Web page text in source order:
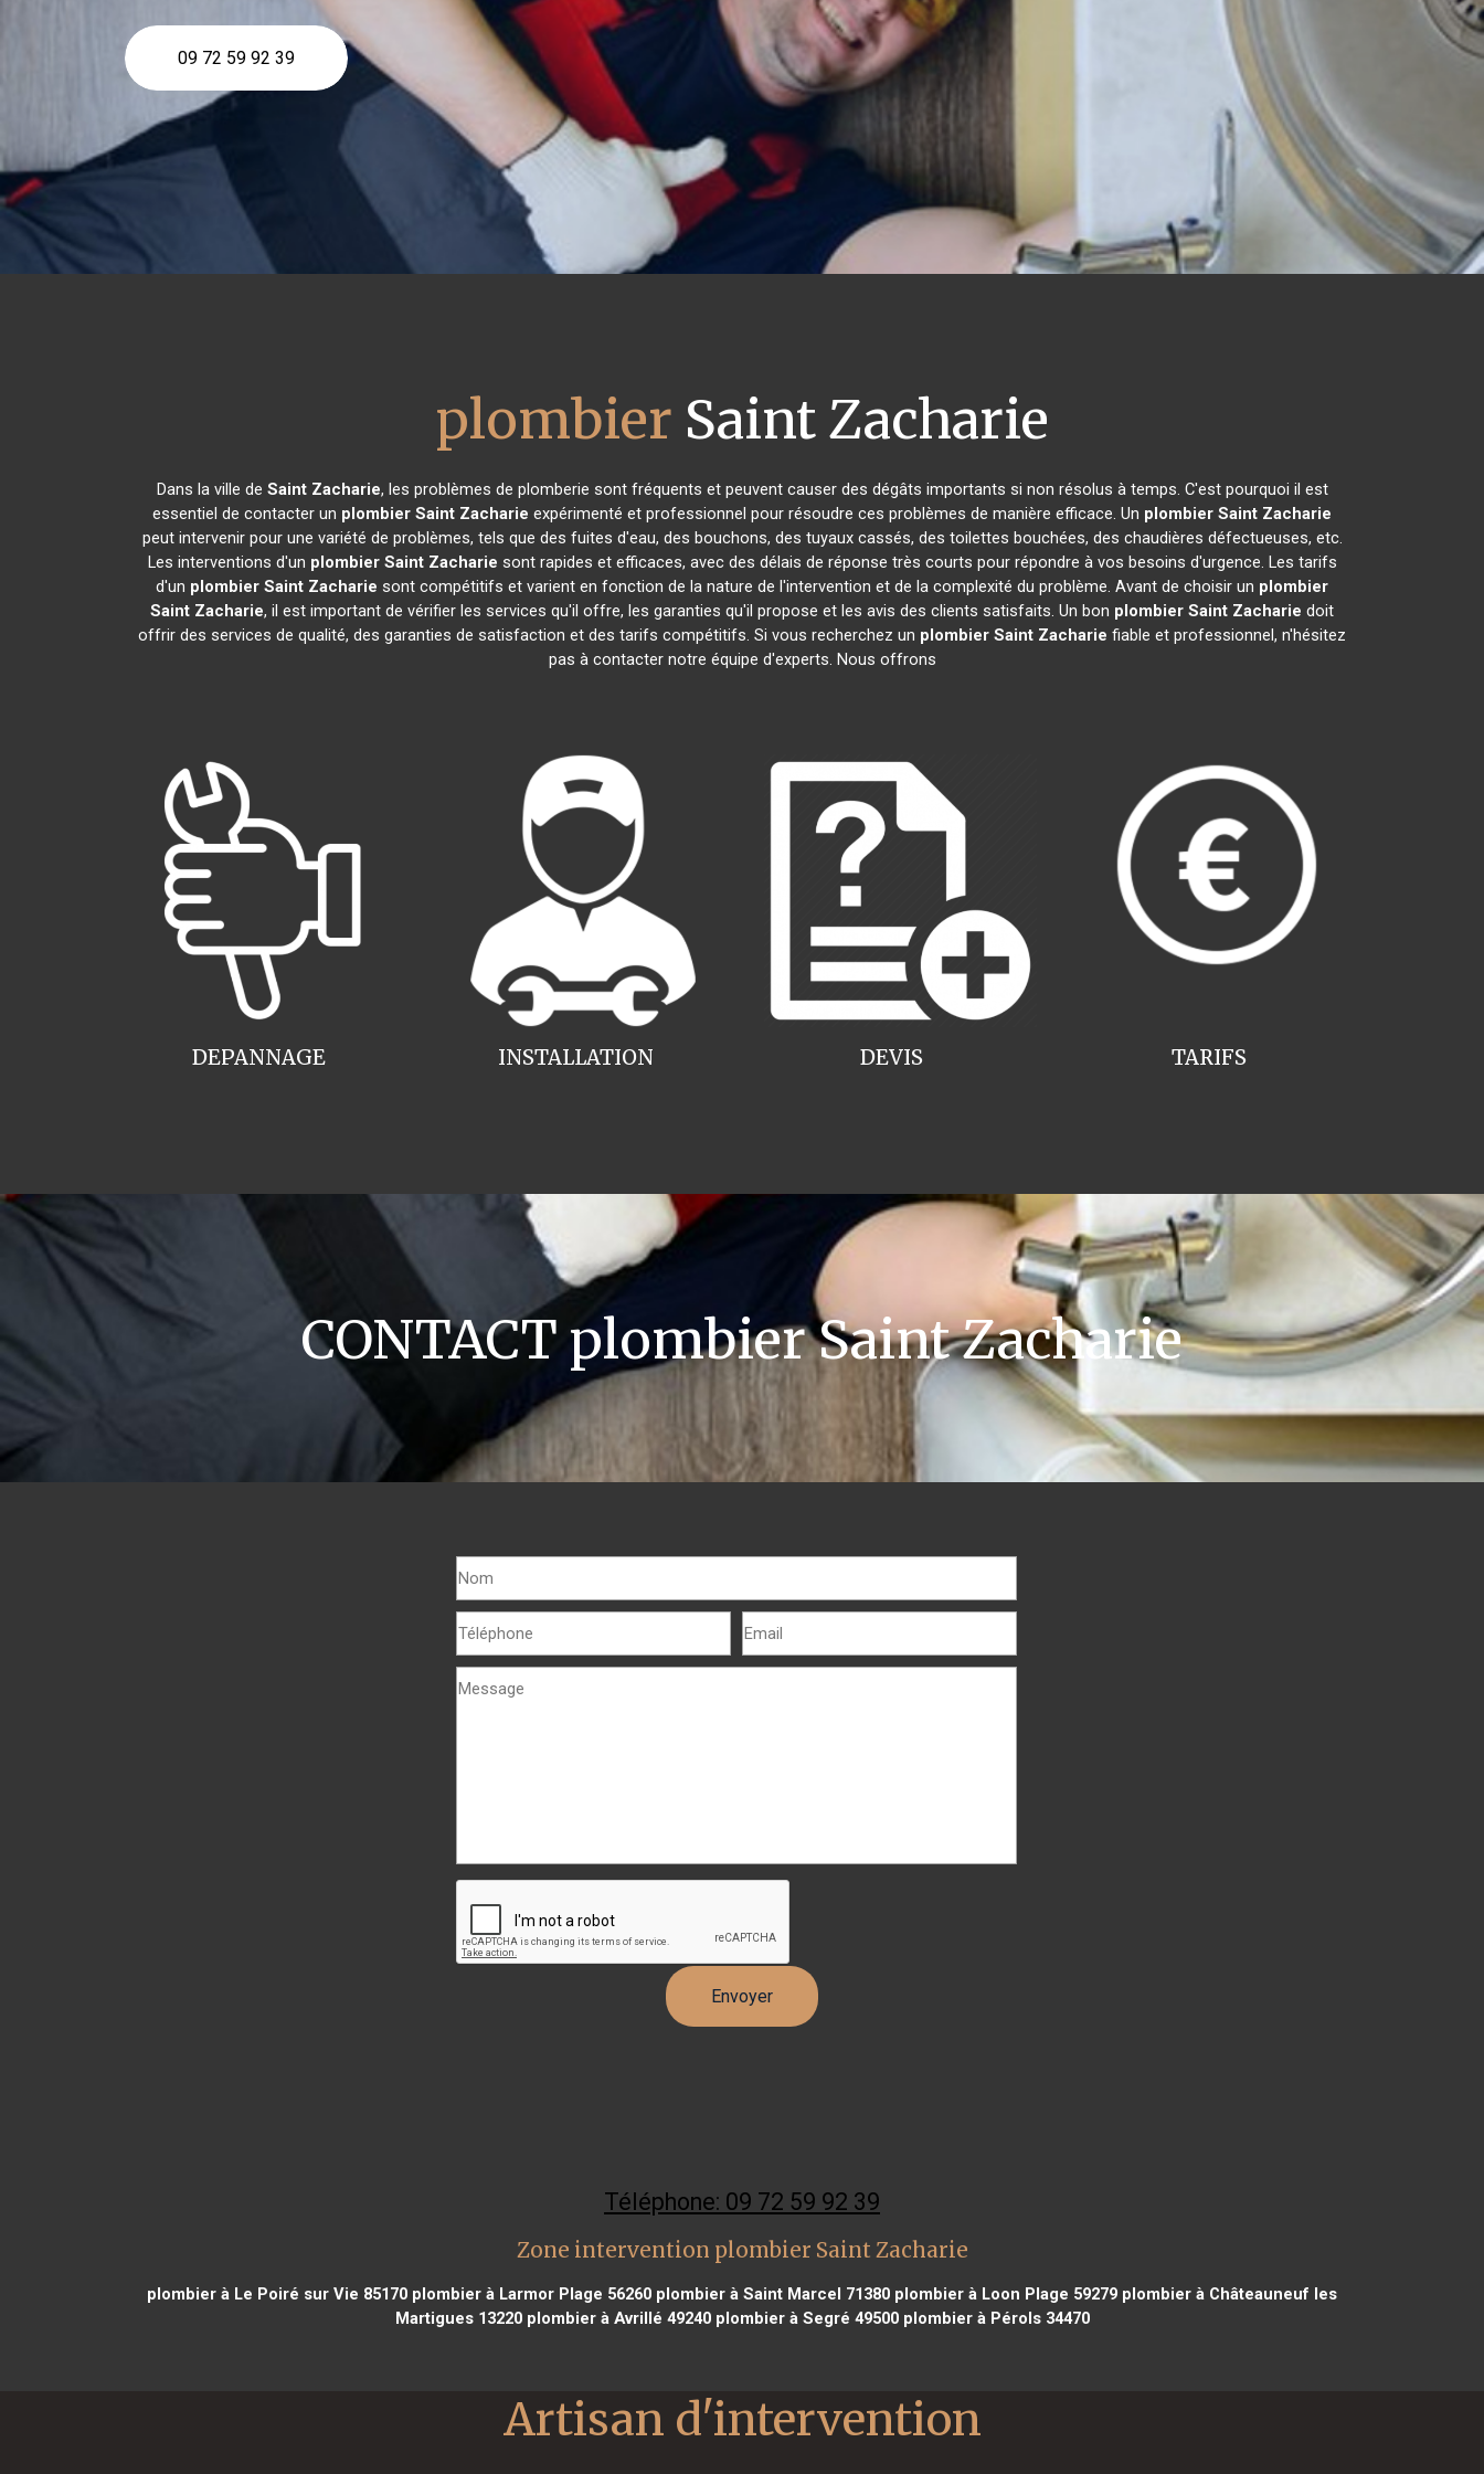
09 72 59 92 39
plombier Saint Zacharie
Dans la ville de Saint Zacharie, les problèmes de plomberie sont fréquents et peuvent causer des dégâts importants si non résolus à temps. C'est pourquoi il est
essentiel de contacter un plombier Saint Zacharie expérimenté et professionnel pour résoudre ces problèmes de manière efficace. Un plombier Saint Zacharie
peut intervenir pour une variété de problèmes, tels que des fuites d'eau, des bouchons, des tuyaux cassés, des toilettes bouchées, des chaudières défectueuses, etc.
Les interventions d'un plombier Saint Zacharie sont rapides et efficaces, avec des délais de réponse très courts pour répondre à vos besoins d'urgence. Les tarifs
d'un plombier Saint Zacharie sont compétitifs et varient en fonction de la nature de l'intervention et de la complexité du problème. Avant de choisir un plombier
Saint Zacharie, il est important de vérifier les services qu'il offre, les garanties qu'il propose et les avis des clients satisfaits. Un bon plombier Saint Zacharie doit
offrir des services de qualité, des garanties de satisfaction et des tarifs compétitifs. Si vous recherchez un plombier Saint Zacharie fiable et professionnel, n'hésitez
pas à contacter notre équipe d'experts. Nous offrons
INSTALLATION
DEPANNAGE TARIFS
DEVIS
CONTACT plombier Saint Zacharie
Téléphone: 09 72 59 92 39
Zone intervention plombier Saint Zacharie
plombier à Le Poiré sur Vie 85170 plombier à Larmor Plage 56260 plombier à Saint Marcel 71380 plombier à Loon Plage 59279 plombier à Châteauneuf les
Martigues 13220plombier à Avrillé 49240plombier à Segré 49500plombier à Pérols 34470
Artisan d'intervention